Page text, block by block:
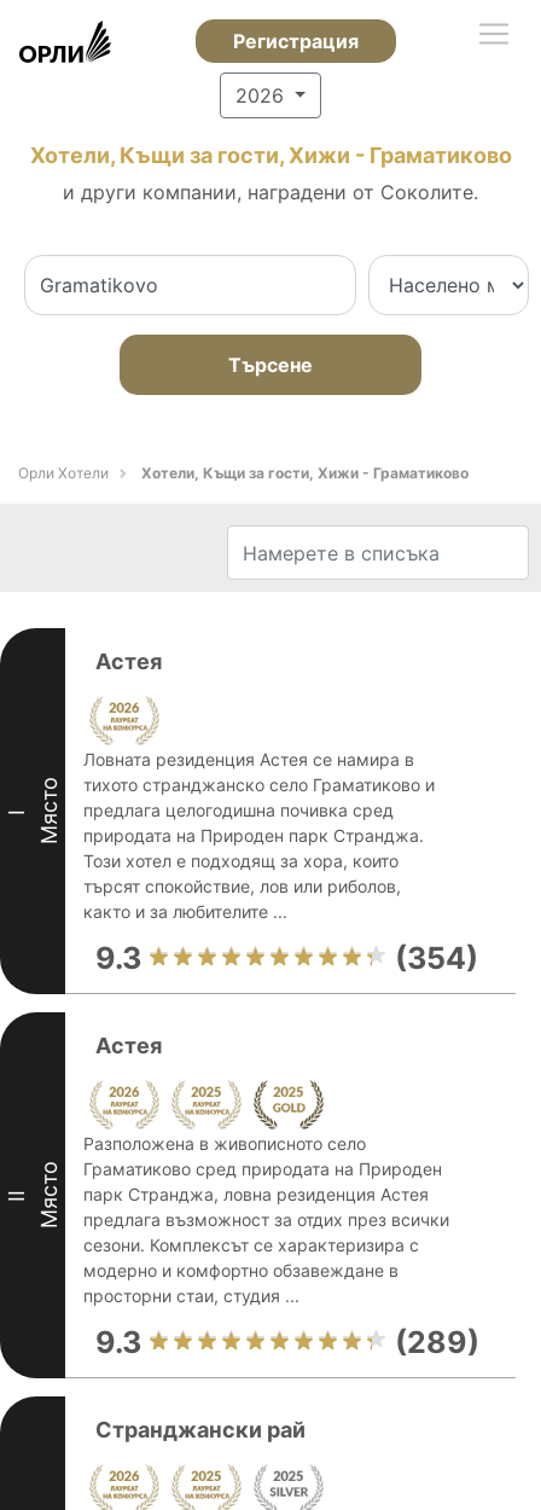
Регистрация
2026
Хотели, Къщи за гости, Хижи - Граматиково
и други компании, наградени от Соколите.
Търсене
Орли Хотели Хотели, Къщи за гости, Хижи - Граматиково
I Място
Астея
Ловната резиденция Астея се намира в
тихото странджанско село Граматиково и
предлага целогодишна почивка сред
природата на Природен парк Странджа.
Този хотел е подходящ за хора, които
търсят спокойствие, лов или риболов,
както и за любителите ...
9.3 (354)
II Място
Астея
Разположена в живописното село
Граматиково сред природата на Природен
парк Странджа, ловна резиденция Астея
предлага възможност за отдих през всички
сезони. Комплексът се характеризира с
модерно и комфортно обзавеждане в
просторни стаи, студия ...
9.3 (289)
Странджански рай